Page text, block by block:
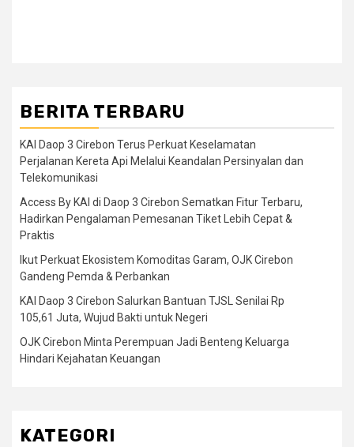
BERITA TERBARU
KAI Daop 3 Cirebon Terus Perkuat Keselamatan
Perjalanan Kereta Api Melalui Keandalan Persinyalan dan
Telekomunikasi
Access By KAI di Daop 3 Cirebon Sematkan Fitur Terbaru,
Hadirkan Pengalaman Pemesanan Tiket Lebih Cepat &
Praktis
Ikut Perkuat Ekosistem Komoditas Garam, OJK Cirebon
Gandeng Pemda & Perbankan
KAI Daop 3 Cirebon Salurkan Bantuan TJSL Senilai Rp
105,61 Juta, Wujud Bakti untuk Negeri
OJK Cirebon Minta Perempuan Jadi Benteng Keluarga
Hindari Kejahatan Keuangan
KATEGORI